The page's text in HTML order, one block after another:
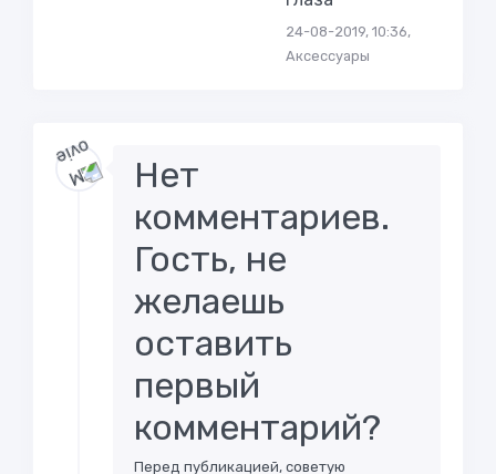
24-08-2019, 10:36,
Аксессуары
Нет
комментариев.
Гость, не
желаешь
оставить
первый
комментарий?
Перед публикацией, советую